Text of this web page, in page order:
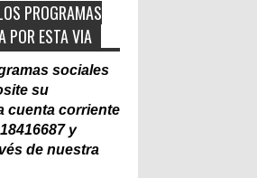
PROGRAMAS
POR ESTA VIA
sociales
su
cuenta corriente
y
de nuestra